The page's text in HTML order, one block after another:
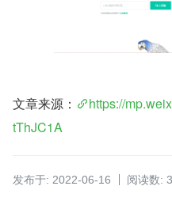
文章来源：
https://
tThJC1A
发布于: 2022-06-16 阅读数: